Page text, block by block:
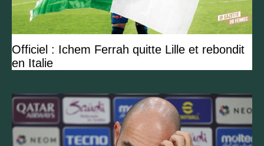
Officiel : Ichem Ferrah quitte Lille et rebondit
en Italie